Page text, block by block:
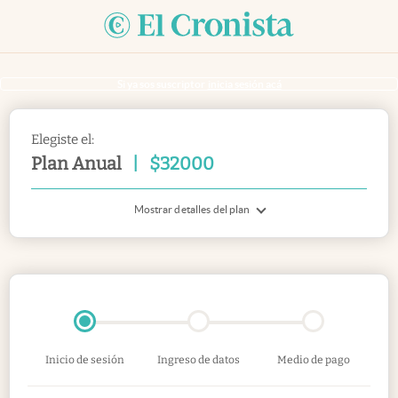
Elegiste el:
Plan Anual $32000
Mostrar detalles del plan
Inicio de sesión Ingreso de datos Medio de pago